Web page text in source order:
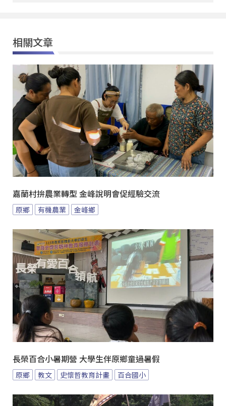
相關文章
嘉蘭村拚農業轉型 金峰說明會促經驗交流
原鄉 有機農業 金峰鄉
長榮百合小暑期營 大學生伴原鄉童過暑假
原鄉 教文 史懷哲教育計畫 百合國小